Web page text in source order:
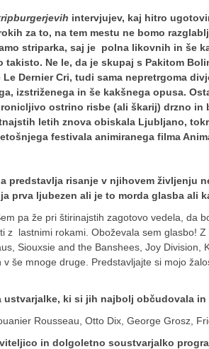
intervjujev, kaj hitro
za to, na tem mestu ne bomo
striparka, saj je polna likovnih in še
takisto. Ne le, da je skupaj s Pakitom
Dernier Cri, tudi sama nepretrgoma
izstriženega in še kakšnega opusa.
ostrino risbe (ali škarij) drzno in
letih znova obiskala Ljubljano,
festivala animiranega filma
predstavlja risanje v njihovem življenju
prva ljubezen ali je to morda glasba ali
pa že pri štirinajstih zagotovo vedela, da
z lastnimi rokami. Oboževala sem glasbo!
Siouxsie and the Banshees, Joy Division,
še mnoge druge. Predstavljajte si mojo
ki si jih najbolj občudovala
Rousseau, Otto Dix, George Grosz,
in dolgoletno soustvarjalko